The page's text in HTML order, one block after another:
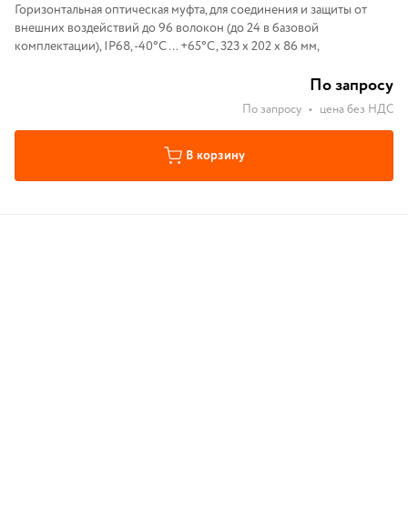
Горизонтальная оптическая муфта, для соединения и защиты от
внешних воздействий до 96 волокон (до 24 в базовой
комплектации), IP68, -40°C ... +65°C, 323 х 202 х 86 мм,
По запросу
По запросу • цена без НДС
В корзину